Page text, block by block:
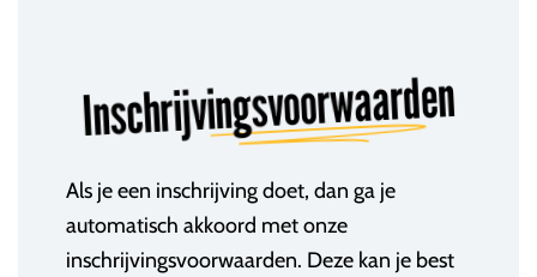
Inschrijvingsvoorwaarden
Als je een inschrijving doet, dan ga je
automatisch akkoord met onze
inschrijvingsvoorwaarden. Deze kan je best